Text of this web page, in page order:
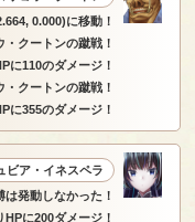
0.000)に移動！
・クートンの蹴戦！
に110のダメージ！
・クートンの蹴戦！
に355のダメージ！
ビア・イネスペラ
は発動しなかった！
HPに200ダメージ！